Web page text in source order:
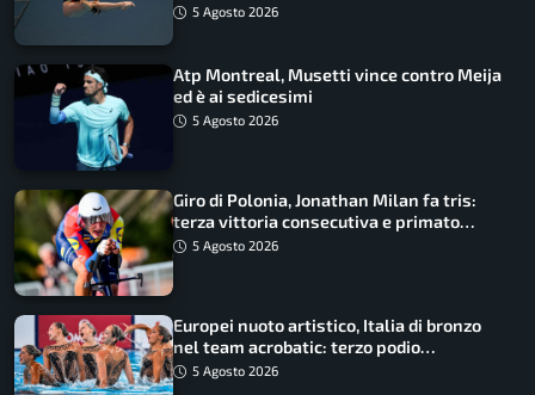
5 Agosto 2026
Atp Montreal, Musetti vince contro Meija
ed è ai sedicesimi
5 Agosto 2026
Giro di Polonia, Jonathan Milan fa tris:
terza vittoria consecutiva e primato
rafforzato
5 Agosto 2026
Europei nuoto artistico, Italia di bronzo
nel team acrobatic: terzo podio
consecutivo
5 Agosto 2026